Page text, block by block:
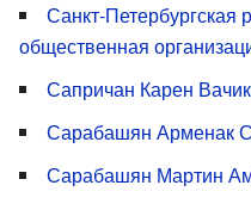
Санкт-Петербургская
общественная
Сапричан Карен
Сарабашян Арменак
Сарабашян Мартин